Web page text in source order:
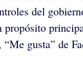
del
gusta” de